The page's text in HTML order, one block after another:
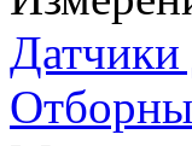
Датчики